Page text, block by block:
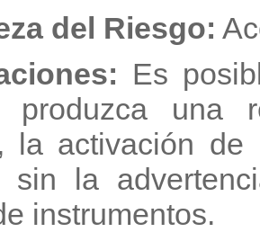
del Riesgo:
Es
una
la activación
sin la
instrumentos.